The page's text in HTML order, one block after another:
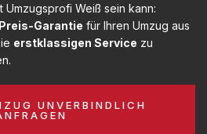
Umzugsprofi Weiß sein kann:
Garantie für Ihren Umzug aus
erstklassigen Service zu
UNVERBINDLICH